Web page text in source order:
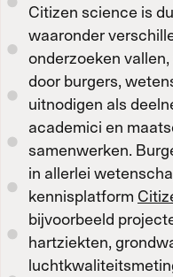
Citizen science is
waaronder
onderzoeken
door burgers,
uitnodigen als
academici en
samenwerken.
in allerlei
kennisplatform
bijvoorbeeld
hartziekten,